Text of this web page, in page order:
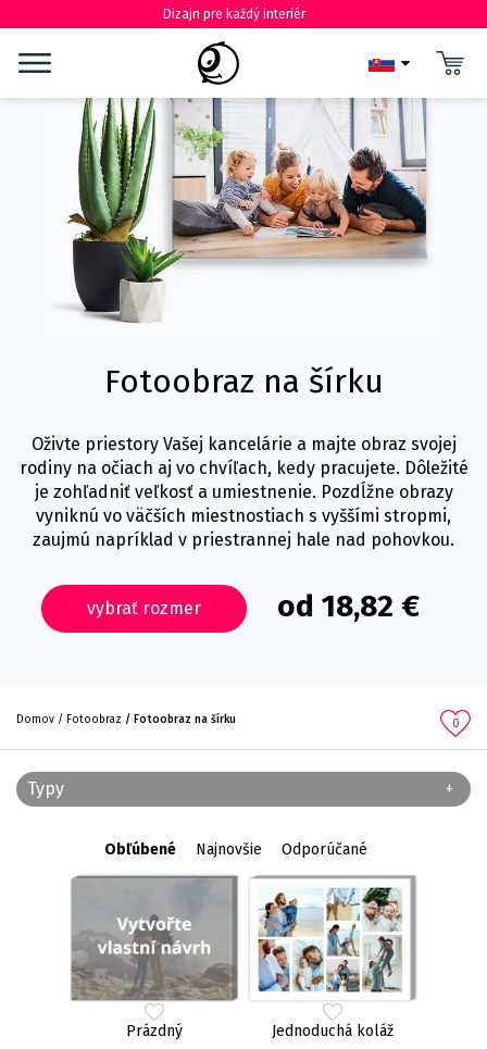
Dizajn pre každý interiér
Fotoobraz na šírku
Oživte priestory Vašej kancelárie a majte obraz svojej
rodiny na očiach aj vo chvíľach, kedy pracujete. Dôležité
je zohľadniť veľkosť a umiestnenie. Pozdĺžne obrazy
vyniknú vo väčších miestnostiach s vyššími stropmi,
zaujmú napríklad v priestrannej hale nad pohovkou.
vybrať rozmer od 18,82 €
0
Domov Fotoobraz Fotoobraz na šírku
Typy
Obľúbené Najnovšie Odporúčané
Prázdný Jednoduchá koláž